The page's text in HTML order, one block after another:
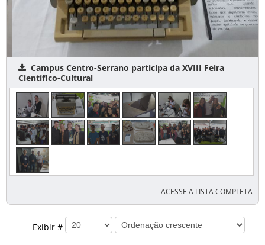
Campus Centro-Serrano participa da XVIII Feira
Científico-Cultural
ACESSE A LISTA COMPLETA
Exibir #